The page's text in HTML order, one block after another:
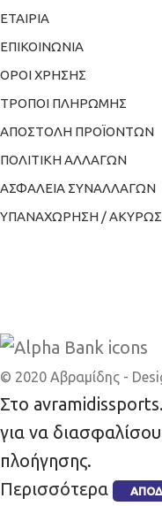
ΕΤΑΙΡΙΑ
ΕΠΙΚΟΙΝΩΝΙΑ
ΟΡΟΙ ΧΡΗΣΗΣ
ΤΡΟΠΟΙ ΠΛΗΡΩΜΗΣ
ΑΠΟΣΤΟΛΗ ΠΡΟΪΟΝΤΩΝ
ΠΟΛΙΤΙΚΗ ΑΛΛΑΓΩΝ
ΑΣΦΑΛΕΙΑ ΣΥΝΑΛΛΑΓΩΝ
ΥΠΑΝΑΧΩΡΗΣΗ /
© 2020 Αβραμίδης -
Στο
για να
πλοήγησης.
Περισσότερα